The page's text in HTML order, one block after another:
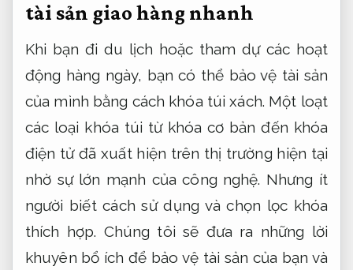
tài sản giao hàng nhanh
Khi bạn đi du lịch hoặc tham dự các hoạt
động hàng ngày, bạn có thể bảo vệ tài sản
của mình bằng cách khóa túi xách. Một loạt
các loại khóa túi từ khóa cơ bản đến khóa
điện tử đã xuất hiện trên thị trường hiện tại
nhờ sự lớn mạnh của công nghệ. Nhưng ít
người biết cách sử dụng và chọn lọc khóa
thích hợp. Chúng tôi sẽ đưa ra những lời
khuyên bổ ích để bảo vệ tài sản của bạn và